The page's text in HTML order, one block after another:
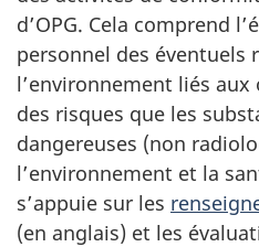
d’OPG. Cela comprend
personnel des éventuels
l’environnement liés
des risques que les
dangereuses (non
l’environnement et la
s’appuie sur les
(en anglais) et les